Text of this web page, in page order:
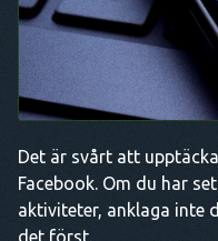
Det är svårt att
Facebook. Om du har
aktiviteter, anklaga inte
det först.